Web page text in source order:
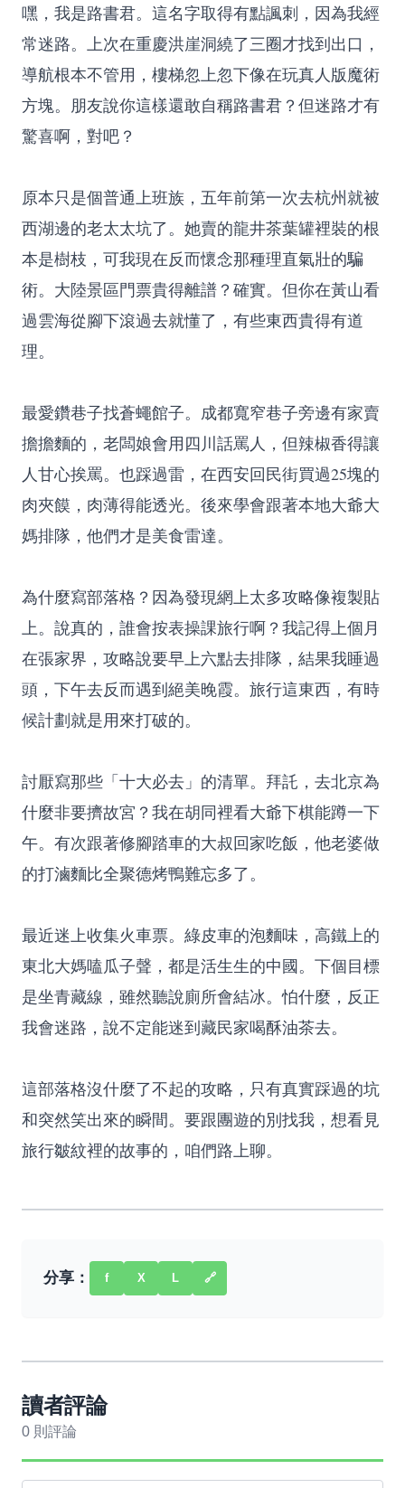
嘿，我是路書君。這名字取得有點諷刺，因為我經
常迷路。上次在重慶洪崖洞繞了三圈才找到出口，
導航根本不管用，樓梯忽上忽下像在玩真人版魔術
方塊。朋友說你這樣還敢自稱路書君？但迷路才有
驚喜啊，對吧？
原本只是個普通上班族，五年前第一次去杭州就被
西湖邊的老太太坑了。她賣的龍井茶葉罐裡裝的根
本是樹枝，可我現在反而懷念那種理直氣壯的騙
術。大陸景區門票貴得離譜？確實。但你在黃山看
過雲海從腳下滾過去就懂了，有些東西貴得有道
理。
最愛鑽巷子找蒼蠅館子。成都寬窄巷子旁邊有家賣
擔擔麵的，老闆娘會用四川話罵人，但辣椒香得讓
人甘心挨罵。也踩過雷，在西安回民街買過25塊的
肉夾饃，肉薄得能透光。後來學會跟著本地大爺大
媽排隊，他們才是美食雷達。
為什麼寫部落格？因為發現網上太多攻略像複製貼
上。說真的，誰會按表操課旅行啊？我記得上個月
在張家界，攻略說要早上六點去排隊，結果我睡過
頭，下午去反而遇到絕美晚霞。旅行這東西，有時
候計劃就是用來打破的。
討厭寫那些「十大必去」的清單。拜託，去北京為
什麼非要擠故宮？我在胡同裡看大爺下棋能蹲一下
午。有次跟著修腳踏車的大叔回家吃飯，他老婆做
的打滷麵比全聚德烤鴨難忘多了。
最近迷上收集火車票。綠皮車的泡麵味，高鐵上的
東北大媽嗑瓜子聲，都是活生生的中國。下個目標
是坐青藏線，雖然聽說廁所會結冰。怕什麼，反正
我會迷路，說不定能迷到藏民家喝酥油茶去。
這部落格沒什麼了不起的攻略，只有真實踩過的坑
和突然笑出來的瞬間。要跟團遊的別找我，想看見
旅行皺紋裡的故事的，咱們路上聊。
分享： f X L 🔗
讀者評論
0 則評論